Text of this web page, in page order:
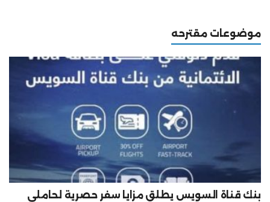
موضوعات مقترحه
بنك قناة السويس يطلق مزايا سفر حصرية لحاملي